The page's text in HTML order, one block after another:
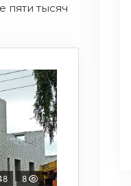
пяти тысяч
8